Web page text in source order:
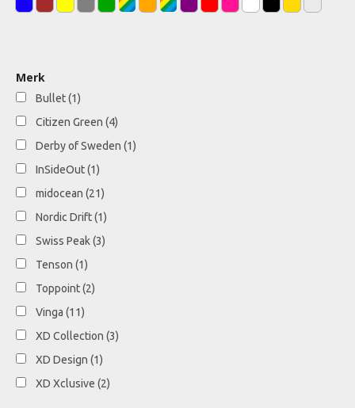
Merk
Bullet (1)
Citizen Green (4)
Derby of Sweden (1)
InSideOut (1)
midocean (21)
Nordic Drift (1)
Swiss Peak (3)
Tenson (1)
Toppoint (2)
Vinga (11)
XD Collection (3)
XD Design (1)
XD Xclusive (2)